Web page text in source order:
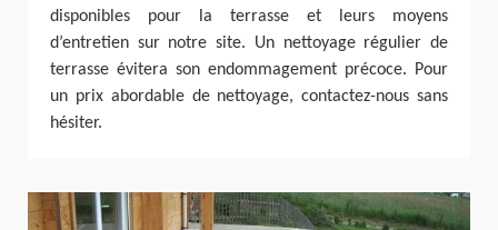
disponibles pour la terrasse et leurs moyens
d’entretien sur notre site. Un nettoyage régulier de
terrasse évitera son endommagement précoce. Pour
un prix abordable de nettoyage, contactez-nous sans
hésiter.